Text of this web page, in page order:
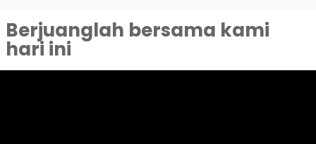
Berjuanglah bersama kami
hari ini